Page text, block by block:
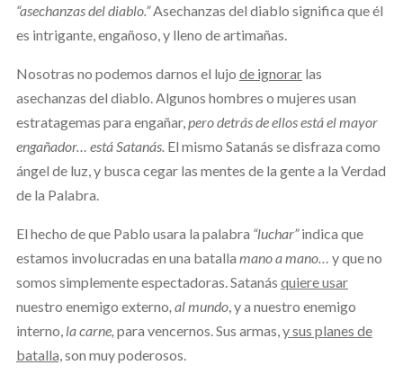
“asechanzas del diablo.”Asechanzas del diablo significa que él
es intrigante, engañoso, y lleno de artimañas.
Nosotras no podemos darnos el lujo de ignorarlas
asechanzas del diablo. Algunos hombres o mujeres usan
estratagemas para engañar,pero detrás de ellos está el mayor
engañador… está Satanás. El mismo Satanás se disfraza como
ángel de luz, y busca cegar las mentes de la gente a la Verdad
de la Palabra.
El hecho de que Pablo usara la palabra “luchar”indica que
estamos involucradas en una batalla mano a mano… y que no
somos simplemente espectadoras. Satanás quiere usar
nuestro enemigo externo, al mundo, y a nuestro enemigo
interno, la carne, para vencernos. Sus armas,y sus planes de
batalla,son muy poderosos.